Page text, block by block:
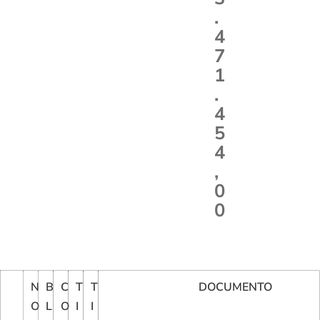
.
4
7
1
.
4
5
4
,
0
0
N
O
B
L
C
O
T
I
T
I
DOCUMENTO